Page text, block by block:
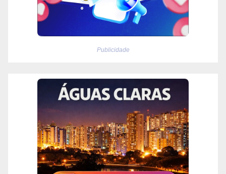
Publicidade